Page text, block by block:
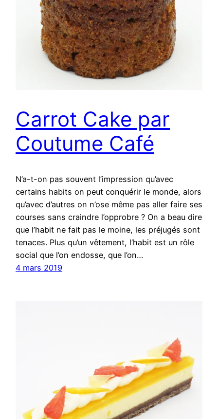
Carrot Cake par
Coutume Café
N’a-t-on pas souvent l’impression qu’avec
certains habits on peut conquérir le monde, alors
qu’avec d’autres on n’ose même pas aller faire ses
courses sans craindre l’opprobre ? On a beau dire
que l’habit ne fait pas le moine, les préjugés sont
tenaces. Plus qu’un vêtement, l’habit est un rôle
social que l’on endosse, que l’on…
4 mars 2019